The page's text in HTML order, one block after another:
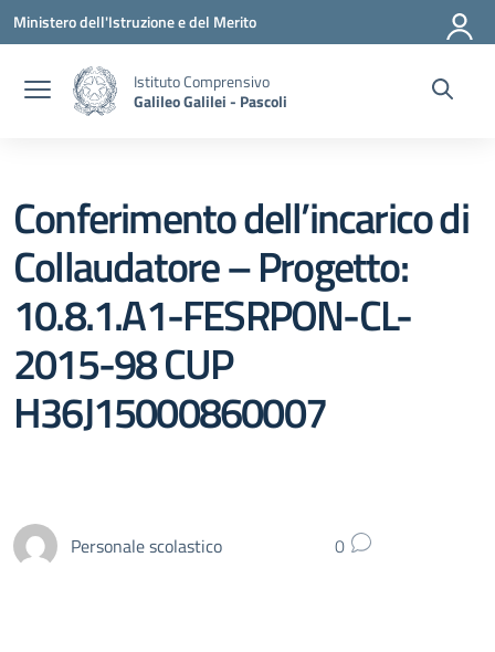
Vai ai contenuti
Vai al menu di navigazione
Vai al footer
Ministero dell'Istruzione e del Merito
Istituto Comprensivo
Galileo Galilei - Pascoli
Conferimento dell’incarico di
Collaudatore – Progetto:
10.8.1.A1-FESRPON-CL-
2015-98 CUP
H36J15000860007
Personale scolastico 0